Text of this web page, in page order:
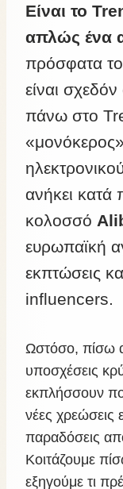
Είναι το
απλώς ένα
πρόσφατα
είναι
πάνω στο
ανήκει κατά
κολοσσό
ευρωπαϊκή
εκπτώσεις
influencers.
Ωστόσο, πίσω
υποσχέσεις
εκπλήσσουν
νέες χρεώσεις
παραδόσεις
Κοιτάζουμε
εξηγούμε τι